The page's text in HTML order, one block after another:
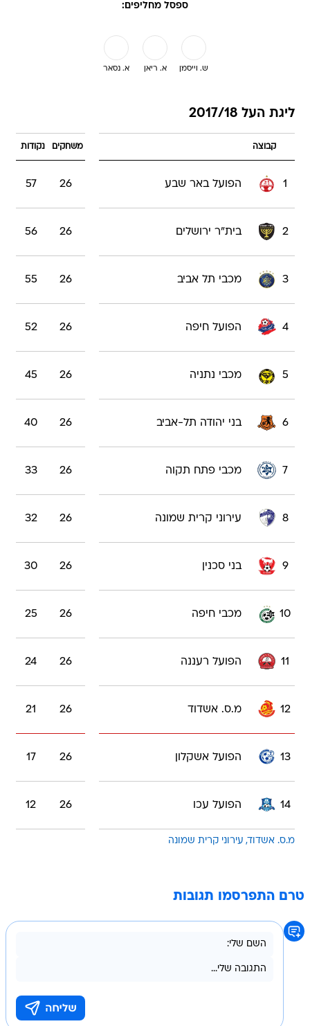
ספסל מחליפים:
א. נסאר א. ריאן ש. וייסמן
ליגת העל 2017/18
קבוצה משחקים נקודות
1 הפועל באר שבע 26
57
2 בית"ר ירושלים 26
56
3 מכבי תל אביב 26
55
4 הפועל חיפה 26
52
5 מכבי נתניה 26
45
6 בני יהודה תל-אביב 26
40
7 מכבי פתח תקוה 26
33
8 עירוני קרית שמונה 26
32
9 בני סכנין 26
30
10 מכבי חיפה 26
25
11 הפועל רעננה 26
24
12 מ.ס. אשדוד 26
21
13 הפועל אשקלון 26
17
14 הפועל עכו 26
12
מ.ס. אשדוד עירוני קרית שמונה
טרם התפרסמו תגובות